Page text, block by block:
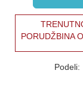
PORUDŽBINA
Podeli: